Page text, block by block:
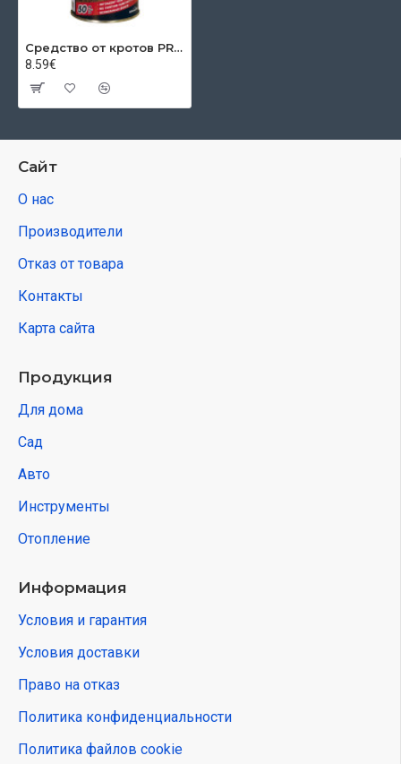
Средство от кротов PROTECT NATURAL, 50 шариков
8.59€
Сайт
О нас
Производители
Отказ от товара
Контакты
Карта сайта
Продукция
Для дома
Сад
Авто
Инструменты
Отопление
Информация
Условия и гарантия
Условия доставки
Право на отказ
Политика конфиденциальности
Политика файлов cookie